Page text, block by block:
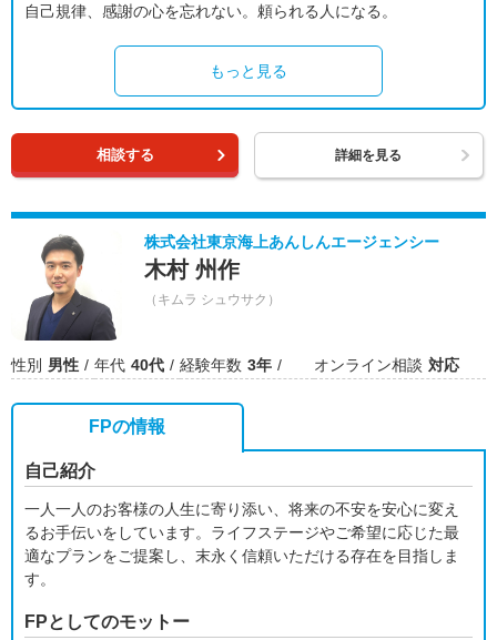
自己規律、感謝の心を忘れない。頼られる人になる。
もっと見る
相談する 詳細を見る
株式会社東京海上あんしんエージェンシー
木村 州作
（キムラ シュウサク）
性別 男性 年代 40代 経験年数 3年 オンライン相談 対応
FPの情報
自己紹介
一人一人のお客様の人生に寄り添い、将来の不安を安心に変え
るお手伝いをしています。ライフステージやご希望に応じた最
適なプランをご提案し、末永く信頼いただける存在を目指しま
す。
FPとしてのモットー